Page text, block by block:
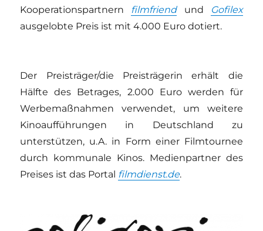
Kooperationspartnern filmfriend und
Gofilex
ausgelobte Preis ist mit 4.000 Euro dotiert.
Der Preisträger/die Preisträgerin erhält die
Hälfte des Betrages, 2.000 Euro werden für
Werbemaßnahmen verwendet, um weitere
Kinoaufführungen in Deutschland zu
unterstützen, u.A. in Form einer Filmtournee
durch kommunale Kinos. Medienpartner des
Preises ist das Portal filmdienst.de.